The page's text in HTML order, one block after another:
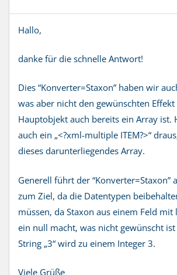
Hallo,
danke für die schnelle Antwort!
Dies “Konverter=Staxon” haben wir
was aber nicht den gewünschten
Hauptobjekt auch bereits ein Array ist.
auch ein „<?xml-multiple ITEM?>“
dieses darunterliegendes Array.
Generell führt der “Konverter=Staxon”
zum Ziel, da die Datentypen
müssen, da Staxon aus einem Feld mit
ein null macht, was nicht gewünscht
String „3“ wird zu einem Integer 3.
Viele Grüße